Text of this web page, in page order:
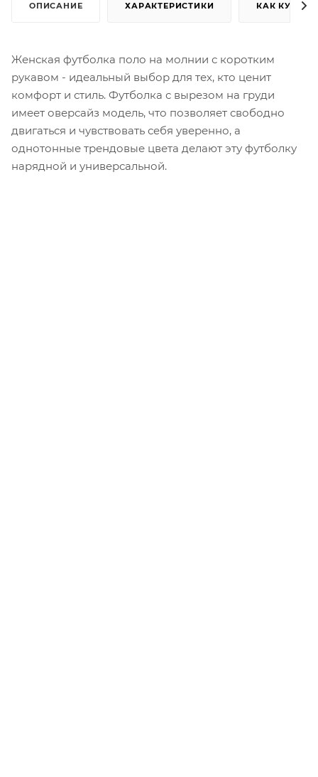
ОПИСАНИЕ ХАРАКТЕРИСТИКИ КАК КУПИТЬ
Женская футболка поло на молнии с коротким
рукавом - идеальный выбор для тех, кто ценит
комфорт и стиль. Футболка с вырезом на груди
имеет оверсайз модель, что позволяет свободно
двигаться и чувствовать себя уверенно, а
однотонные трендовые цвета делают эту футболку
нарядной и универсальной.